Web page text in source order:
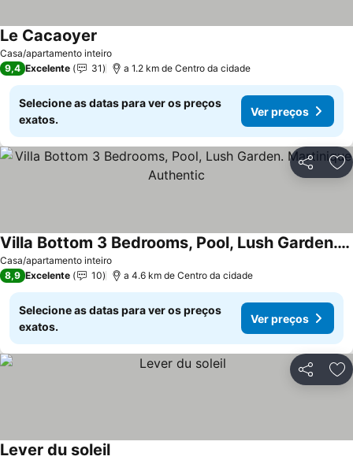
Casa/apartamento inteiro
Le Cacaoyer
9,4 Excelente 31 a 1.2 km de Centro da cidade
Selecione as datas para ver os preços
exatos.
Ver preços
Partilhar
Casa/apartamento inteiro
Villa Bottom 3 Bedrooms, Pool, Lush Garden. Martinique Authentic
8,9 Excelente 10 a 4.6 km de Centro da cidade
Selecione as datas para ver os preços
exatos.
Ver preços
Partilhar
Lever du soleil